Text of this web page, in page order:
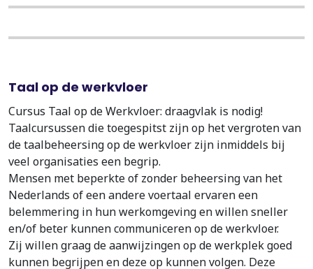
Taal op de werkvloer
Cursus Taal op de Werkvloer: draagvlak is nodig!
Taalcursussen die toegespitst zijn op het vergroten van
de taalbeheersing op de werkvloer zijn inmiddels bij
veel organisaties een begrip.
Mensen met beperkte of zonder beheersing van het
Nederlands of een andere voertaal ervaren een
belemmering in hun werkomgeving en willen sneller
en/of beter kunnen communiceren op de werkvloer.
Zij willen graag de aanwijzingen op de werkplek goed
kunnen begrijpen en deze op kunnen volgen. Deze